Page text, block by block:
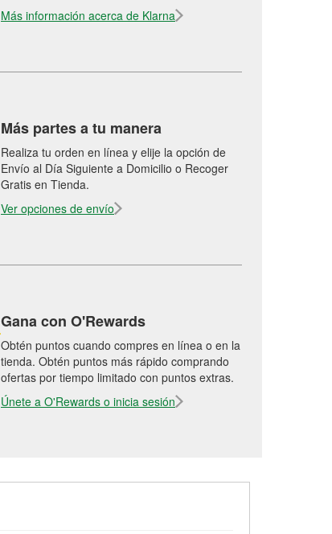
Más información acerca de Klarna
Más partes a tu manera
Realiza tu orden en línea y elije la opción de
Envío al Día Siguiente a Domicilio o Recoger
Gratis en Tienda.
Ver opciones de envío
Gana con O'Rewards
Obtén puntos cuando compres en línea o en la
tienda. Obtén puntos más rápido comprando
ofertas por tiempo limitado con puntos extras.
Únete a O'Rewards o inicia sesión